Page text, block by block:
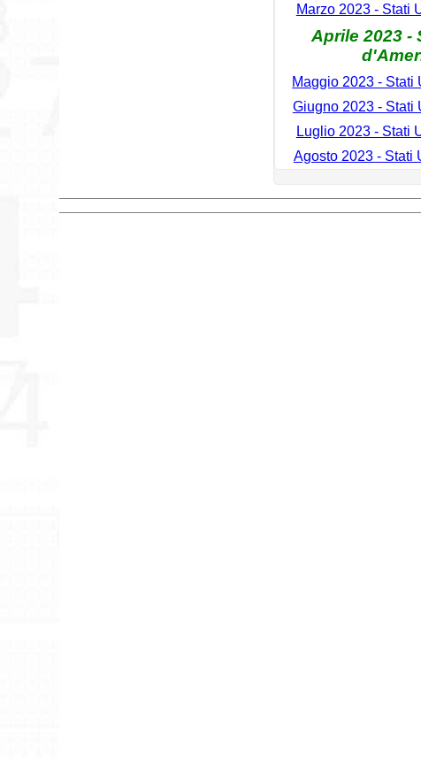
Marzo 2023 - Stati
Aprile 2023 -
Maggio 2023 - Stati
Giugno 2023 - Stati
Luglio 2023 - Stati
Agosto 2023 - Stati